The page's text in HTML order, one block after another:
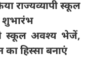
राज्यव्यापी स्कूल
शुभारंभ
स्कूल अवश्य भेजें,
हिस्सा बनाएं